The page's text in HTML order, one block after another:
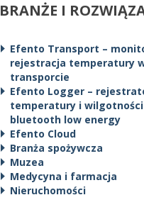
BRANŻE I
Efento Transport –
rejestracja temperatury
transporcie
Efento Logger –
temperatury i wilgotności
bluetooth low energy
Efento Cloud
Branża spożywcza
Muzea
Medycyna i farmacja
Nieruchomości